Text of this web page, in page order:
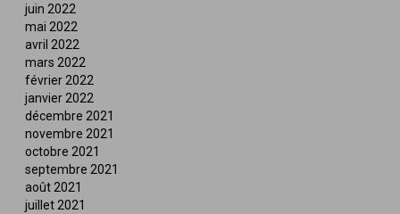
juin 2022
mai 2022
avril 2022
mars 2022
février 2022
janvier 2022
décembre 2021
novembre 2021
octobre 2021
septembre 2021
août 2021
juillet 2021